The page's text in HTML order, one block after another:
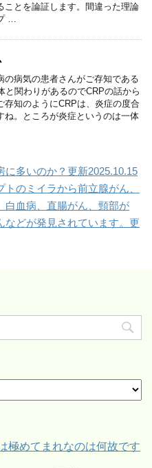
ことを論証します。間違った理論
…
病気の患者さんがご存知である
と関わりがあるのでCRPの話から
存知のようにCRPは、炎症の度合
ね。ところが炎症というのは一体
に多いのか？更新2025.10.15
のミイラから前立腺がん、
白血病、直腸がん、頸部が
などが発見されています。更
極めてまれなのは何故です